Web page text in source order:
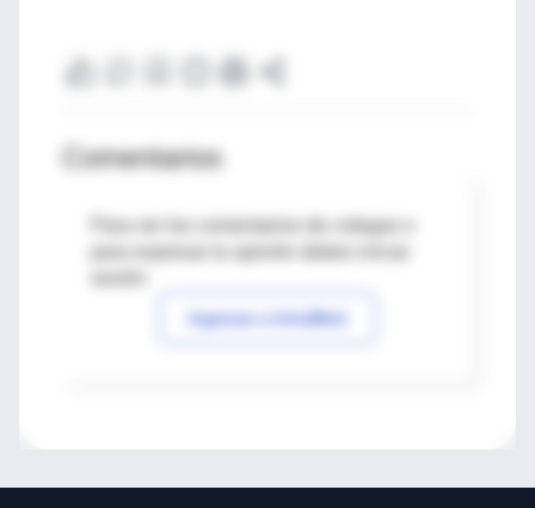
Comentarios
Para ver los comentarios de colegas o
Ingresar a IntraMed